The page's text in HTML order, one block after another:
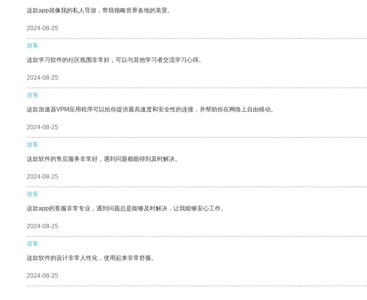
这款app就像我的私人导游，带我领略世界各地的美景。
2024-08-25
游客
这款学习软件的社区氛围非常好，可以与其他学习者交流学习心得。
2024-08-25
游客
这款加速器VPM应用程序可以给你提供最高速度和安全性的连接，并帮助你在网络上自由移动。
2024-08-25
游客
这款软件的售后服务非常好，遇到问题都能得到及时解决。
2024-08-25
游客
这款app的客服非常专业，遇到问题总是能够及时解决，让我能够安心工作。
2024-08-25
游客
这款软件的设计非常人性化，使用起来非常舒服。
2024-08-25